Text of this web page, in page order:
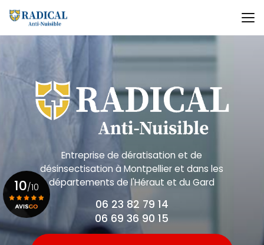
au
contenu
principal
Entreprise de dératisation et de
désinsectisationà Montpellier et dans les
départements de l'Héraut et du Gard
06 23 82 79 14
06 69 36 90 15
10/10
Voir le certificat